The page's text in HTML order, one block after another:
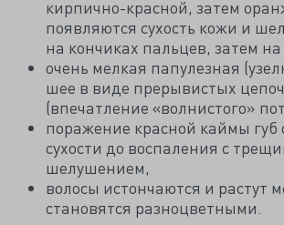
кирпично-красной, затем
появляются сухость кожи и
на кончиках пальцев, затем
очень мелкая папулезная
шее в виде прерывистых
(впечатление «волнистого»
поражение красной каймы губ
сухости до воспаления с
шелушением,
волосы истончаются и растут
становятся разноцветными.